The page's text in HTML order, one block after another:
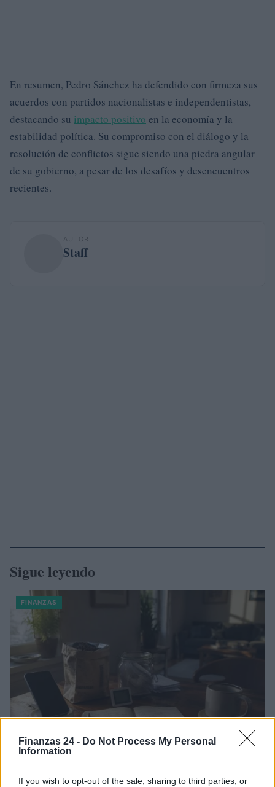
Finanzas 24 - Do Not Process My Personal
Information
If you wish to opt-out of the sale, sharing to third parties, or
En resumen, Pedro Sánchez ha defendido con firmeza sus
acuerdos con partidos nacionalistas e independentistas,
destacando su impacto positivo en la economía y la
estabilidad política. Su compromiso con el diálogo y la
resolución de conflictos sigue siendo una piedra angular
de su gobierno, a pesar de los desafíos y desencuentros
recientes.
AUTOR
Staff
Sigue leyendo
FINANZAS